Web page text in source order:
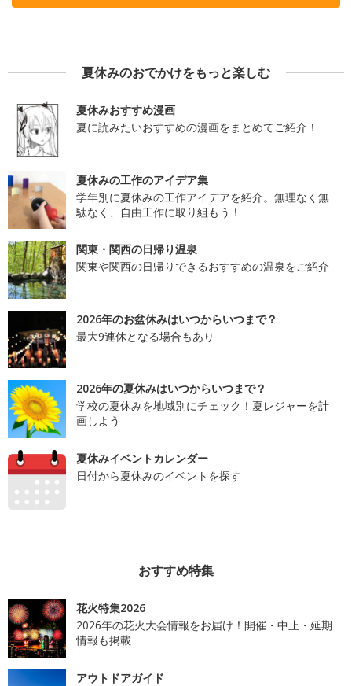
夏休みのおでかけをもっと楽しむ
夏休みおすすめ漫画
夏に読みたいおすすめの漫画をまとめてご紹介！
夏休みの工作のアイデア集
学年別に夏休みの工作アイデアを紹介。無理なく無
駄なく、自由工作に取り組もう！
関東・関西の日帰り温泉
関東や関西の日帰りできるおすすめの温泉をご紹介
2026年のお盆休みはいつからいつまで？
最大9連休となる場合もあり
2026年の夏休みはいつからいつまで？
学校の夏休みを地域別にチェック！夏レジャーを計
画しよう
夏休みイベントカレンダー
日付から夏休みのイベントを探す
おすすめ特集
花火特集2026
2026年の花火大会情報をお届け！開催・中止・延期
情報も掲載
アウトドアガイド